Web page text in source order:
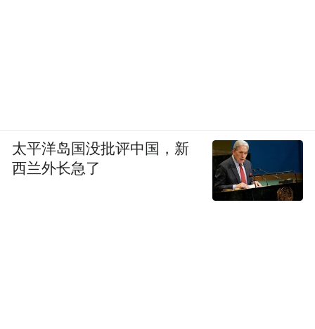
太平洋岛国没批评中国，新
西兰外长急了